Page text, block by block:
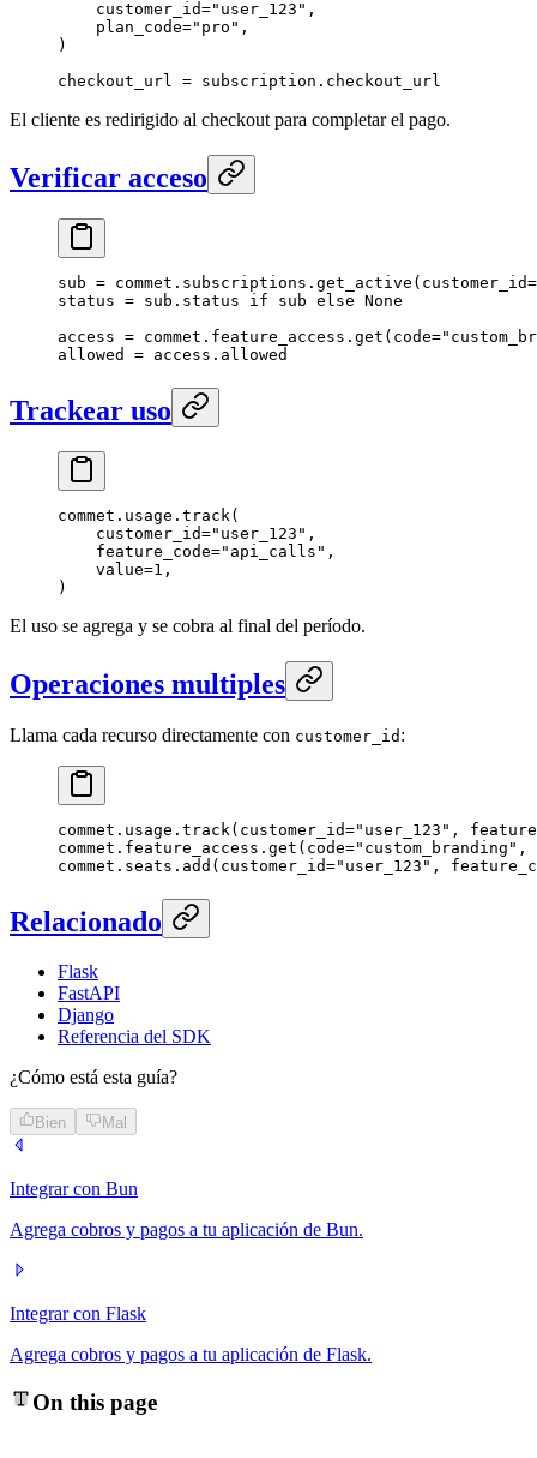
    customer_id
="user_123" ,
    plan_code
="pro" ,
)
checkout_url = subscription.checkout_url
El cliente es redirigido al checkout para completar el pago.
Verificar acceso
sub = commet.subscriptions.get_active( customer_id=
status = sub.status if sub else None
access = commet.feature_access.get( code=
allowed = access.allowed
Trackear uso
commet.usage.track(
    customer_id
="user_123" ,
    feature_code
="api_calls" ,
    value
=1 ,
)
El uso se agrega y se cobra al final del período.
Operaciones multiples
Llama cada recurso directamente con customer_id :
commet.usage.track( customer_id="user_123" ,
commet.feature_access.get( code="custom_branding" ,
commet.seats.add( customer_id="user_123" ,
Relacionado
Flask
FastAPI
Django
Referencia del SDK
¿Cómo está esta guía?
Bien Mal
Integrar con Bun
Agrega cobros y pagos a tu aplicación de Bun.
Integrar con Flask
Agrega cobros y pagos a tu aplicación de Flask.
On this page